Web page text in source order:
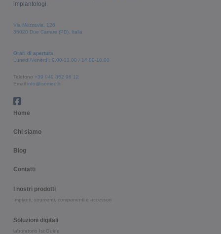
implantologi.
Via Mezzavia, 126
35020 Due Carrare (PD), Italia
Orari di apertura
Lunedì/Venerdì: 9.00-13.00 / 14.00-18.00
Telefono +39 049 862 96 12
Email
info@isomed.it
Home
Chi siamo
Blog
Contatti
I nostri prodotti
Impianti, strumenti, componenti e accessori
Soluzioni digitali
laboratorio IsoGuide